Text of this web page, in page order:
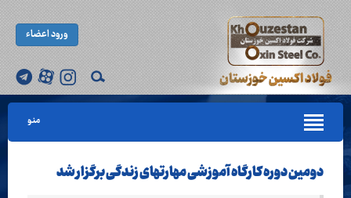
ورود اعضاء
منو
دومین دوره کارگاه آموزشی مهارتهای زندگی برگزار شد